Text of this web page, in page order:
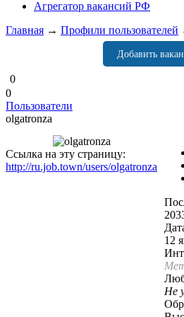
Агрегатор вакансий РФ
Главная → Профили пользователей
Добавить
0
0
Пользователи
olgatronza
Ссылка на эту страницу:
http://ru.job.town/users/olgatronza
12
Не